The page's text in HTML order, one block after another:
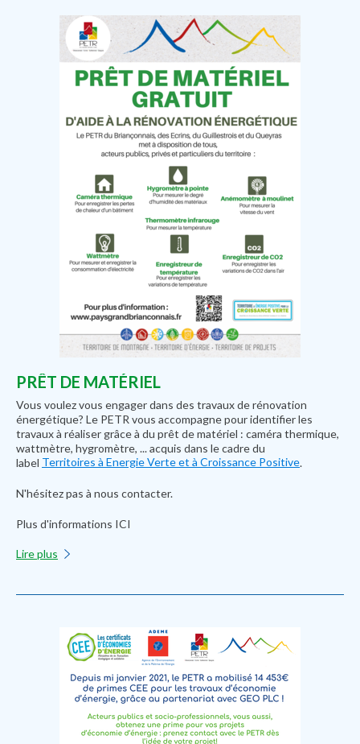
PRÊT DE MATÉRIEL
Vous voulez vous engager dans des travaux de rénovation
énergétique? Le PETR vous accompagne pour identifier les
travaux à réaliser grâce à du prêt de matériel : caméra thermique,
wattmètre, hygromètre, ... acquis dans le cadre du
label Territoires à Energie Verte et à Croissance Positive.
N'hésitez pas à nous contacter.
Plus d'informations ICI
Lire plus